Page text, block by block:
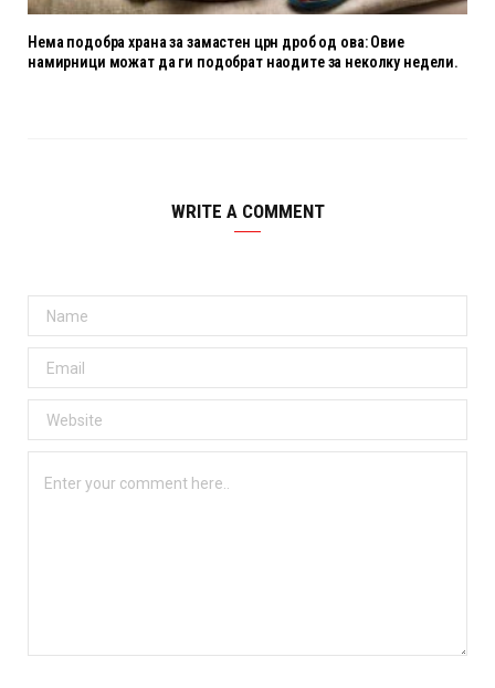
Нема подобра храна за замастен црн дроб од ова: Овие
намирници можат да ги подобрат наодите за неколку недели.
WRITE A COMMENT